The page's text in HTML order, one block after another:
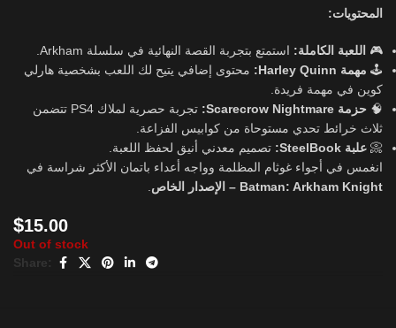
المحتويات:
🎮 اللعبة الكاملة: استمتع بتجربة القصة النهائية في سلسلة Arkham.
🕹️ مهمة Harley Quinn:
محتوى إضافي يتيح لك اللعب بشخصية هارلي
كوين في مهمة فريدة.
🧠حزمة Scarecrow Nightmare:
تجربة حصرية لملاك PS4 تتضمن
ثلاث خرائط تحدي مستوحاة من كوابيس الفزاعة.
📀علبة SteelBook:
تصميم معدني أنيق لحفظ اللعبة.
انغمس في أجواء غوثام المظلمة وواجه أعداء باتمان الأكثر شراسة في
Batman: Arkham Knight – الإصدار الخاص
$15.00
Out of stock
Share: